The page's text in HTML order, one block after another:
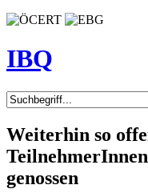
IBQ
Weiterhin so
genossen